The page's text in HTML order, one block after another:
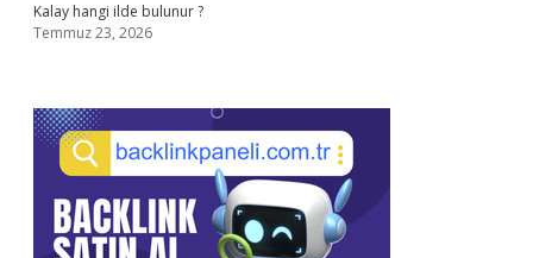
Kalay hangi ilde bulunur ?
Temmuz 23, 2026